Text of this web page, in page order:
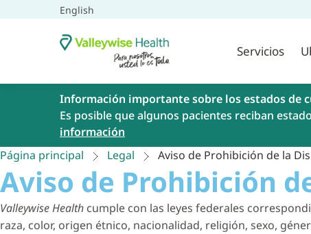
English
Servicios
Información importante sobre los estados de
Es posible que algunos pacientes reciban
información
Página principal
Legal Aviso de Prohibición de la
Aviso de Prohibición
Valleywise Health cumple con las leyes federales
raza, color, origen étnico, nacionalidad, religión, sexo,